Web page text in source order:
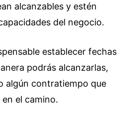
alcanzables y estén
del negocio.
establecer fechas
podrás alcanzarlas,
algún contratiempo que
el camino.